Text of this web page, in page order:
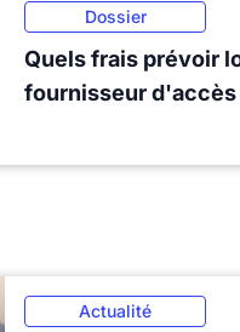
Dossier
Quels frais prévoir
fournisseur d'accès
Actualité